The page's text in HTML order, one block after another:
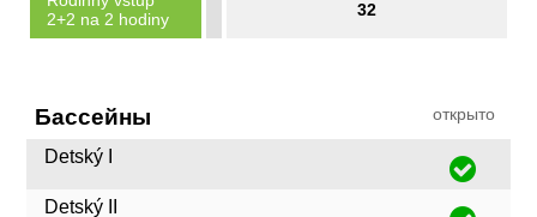
2+2 na 2 hodiny
32
Бассейны открыто
Detský I
Detský II